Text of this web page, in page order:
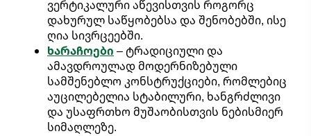
ვერტიკალური აწევისთვის როგორც
დახურულ საწყობებსა და შენობებში, ისე
ღია სივრცეებში.
ხარაჩოები – ტრადიციული და
ამავდროულად მოდერნიზებული
სამშენებლო კონსტრუქციები, რომლებიც
აუცილებელია სტაბილური, ხანგრძლივი
და უსაფრთხო მუშაობისთვის ნებისმიერ
სიმაღლეზე.